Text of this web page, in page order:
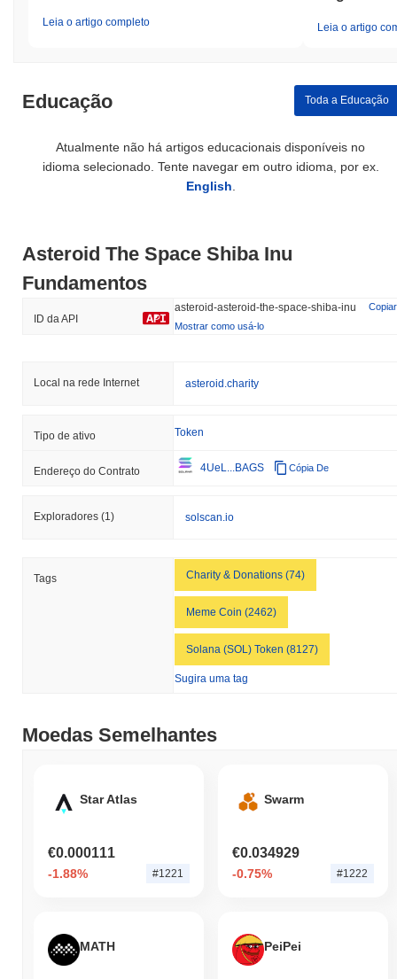
Leia o artigo completo Leia o artigo
Educação Toda a Educação
Atualmente não há artigos educacionais disponíveis no
idioma selecionado. Tente navegar em outro idioma, por ex.
English
Asteroid The Space Shiba Inu
Fundamentos
ID da API
asteroid-asteroid-the-space-shiba-inu
Copiar
Mostrar como usá-lo
Local na rede Internet asteroid.charity
Tipo de ativo Token
Endereço do Contrato 4UeL...BAGS Cópia De
Exploradores (1) solscan.io
Tags Charity & Donations (74)
Meme Coin (2462)
Solana (SOL) Token (8127)
Sugira uma tag
Moedas Semelhantes
Star Atlas
€0.000111
-1.88% #1221
Swarm
€0.034929
-0.75% #1222
MATH PeiPei